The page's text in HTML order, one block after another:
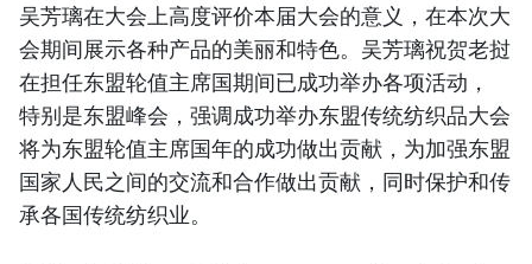
吴芳璃在大会上高度评价本届大会的意义，在本次大
会期间展示各种产品的美丽和特色。吴芳璃祝贺老挝
在担任东盟轮值主席国期间已成功举办各项活动，
特别是东盟峰会，强调成功举办东盟传统纺织品大会
将为东盟轮值主席国年的成功做出贡献，为加强东盟
国家人民之间的交流和合作做出贡献，同时保护和传
承各国传统纺织业。